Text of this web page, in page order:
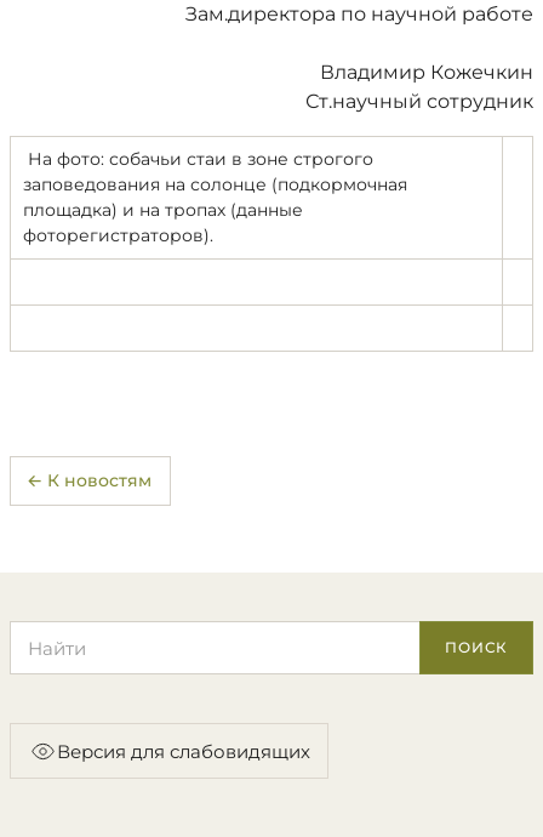
Зам.директора по научной работе
Владимир Кожечкин
Ст.научный сотрудник
На фото: собачьи стаи в зоне строгого
заповедования на солонце (подкормочная
площадка) и на тропах (данные
фоторегистраторов).
← К новостям
ПОИСК
Версия для слабовидящих